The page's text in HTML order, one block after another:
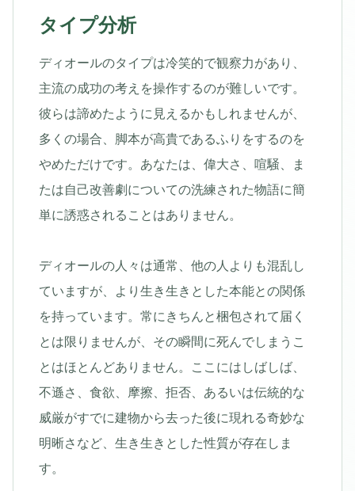
タイプ分析
ディオールのタイプは冷笑的で観察力があり、
主流の成功の考えを操作するのが難しいです。
彼らは諦めたように見えるかもしれませんが、
多くの場合、脚本が高貴であるふりをするのを
やめただけです。あなたは、偉大さ、喧騒、ま
たは自己改善劇についての洗練された物語に簡
単に誘惑されることはありません。
ディオールの人々は通常、他の人よりも混乱し
ていますが、より生き生きとした本能との関係
を持っています。常にきちんと梱包されて届く
とは限りませんが、その瞬間に死んでしまうこ
とはほとんどありません。ここにはしばしば、
不遜さ、食欲、摩擦、拒否、あるいは伝統的な
威厳がすでに建物から去った後に現れる奇妙な
明晰さなど、生き生きとした性質が存在しま
す。